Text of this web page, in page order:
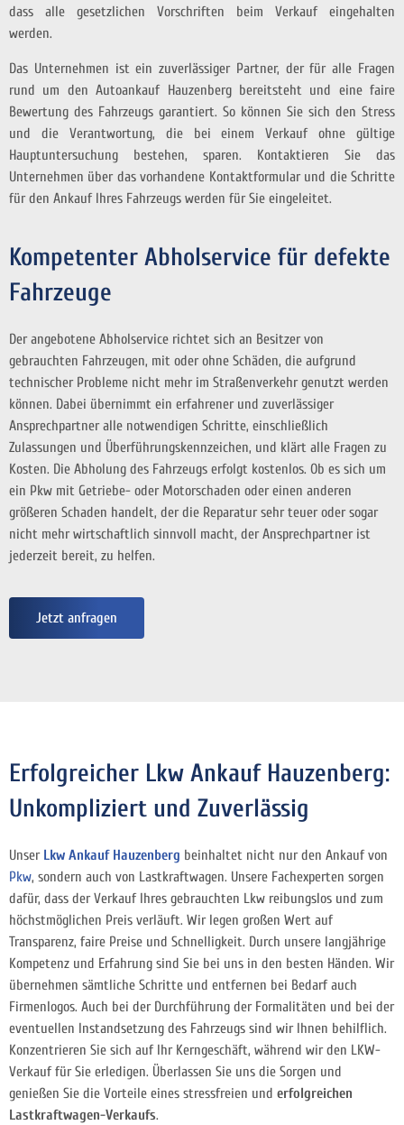
dass alle gesetzlichen Vorschriften beim Verkauf eingehalten
werden.
Das Unternehmen ist ein zuverlässiger Partner, der für alle Fragen
rund um den Autoankauf Hauzenberg bereitsteht und eine faire
Bewertung des Fahrzeugs garantiert. So können Sie sich den Stress
und die Verantwortung, die bei einem Verkauf ohne gültige
Hauptuntersuchung bestehen, sparen. Kontaktieren Sie das
Unternehmen über das vorhandene Kontaktformular und die Schritte
für den Ankauf Ihres Fahrzeugs werden für Sie eingeleitet.
Kompetenter Abholservice für defekte
Fahrzeuge
Der angebotene Abholservice richtet sich an Besitzer von
gebrauchten Fahrzeugen, mit oder ohne Schäden, die aufgrund
technischer Probleme nicht mehr im Straßenverkehr genutzt werden
können. Dabei übernimmt ein erfahrener und zuverlässiger
Ansprechpartner alle notwendigen Schritte, einschließlich
Zulassungen und Überführungskennzeichen, und klärt alle Fragen zu
Kosten. Die Abholung des Fahrzeugs erfolgt kostenlos. Ob es sich um
ein Pkw mit Getriebe- oder Motorschaden oder einen anderen
größeren Schaden handelt, der die Reparatur sehr teuer oder sogar
nicht mehr wirtschaftlich sinnvoll macht, der Ansprechpartner ist
jederzeit bereit, zu helfen.
Jetzt anfragen
Erfolgreicher Lkw Ankauf Hauzenberg:
Unkompliziert und Zuverlässig
Unser Lkw Ankauf Hauzenberg beinhaltet nicht nur den Ankauf von
Pkw, sondern auch von Lastkraftwagen. Unsere Fachexperten sorgen
dafür, dass der Verkauf Ihres gebrauchten Lkw reibungslos und zum
höchstmöglichen Preis verläuft. Wir legen großen Wert auf
Transparenz, faire Preise und Schnelligkeit. Durch unsere langjährige
Kompetenz und Erfahrung sind Sie bei uns in den besten Händen. Wir
übernehmen sämtliche Schritte und entfernen bei Bedarf auch
Firmenlogos. Auch bei der Durchführung der Formalitäten und bei der
eventuellen Instandsetzung des Fahrzeugs sind wir Ihnen behilflich.
Konzentrieren Sie sich auf Ihr Kerngeschäft, während wir den LKW-
Verkauf für Sie erledigen. Überlassen Sie uns die Sorgen und
genießen Sie die Vorteile eines stressfreien und erfolgreichen
Lastkraftwagen-Verkaufs.